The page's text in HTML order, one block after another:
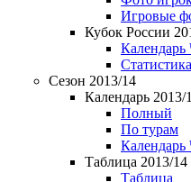
Игровые
Кубок России
Календарь
Сезон 2013/14
Календарь 2013/
Полный
По турам
Календарь
Таблица 2013/14
Таблица